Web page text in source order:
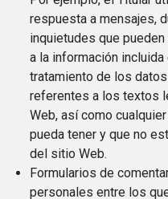
respuesta a mensajes,
inquietudes que
a la información
tratamiento de los
referentes a los textos
Web, así como
pueda tener y que no
del sitio Web.
Formularios de
personales entre los